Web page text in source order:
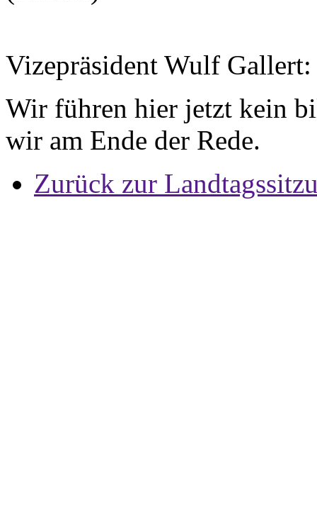
Vizepräsident Wulf
Wir führen hier jetzt kein
wir am Ende der Rede.
Zurück zur